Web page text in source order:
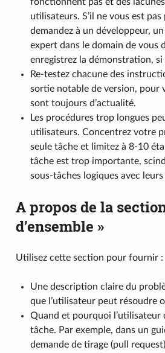
utilisateurs. S’il ne vous est
demandez à un développeur,
expert dans le domain de vous
enregistrez la démonstration, si
Re-testez chacune des
sortie notable de version, pour
sont toujours d’actualité.
Les procédures trop longues
utilisateurs. Concentrez votre
seule tâche et limitez à 8-10
tâche est trop importante,
sous-tâches logiques avec
A propos de la
d’ensemble »
Utilisez cette section pour fournir :
Une description claire du
que l’utilisateur peut résoudre
Quand et pourquoi l’utilisateur
tâche. Par exemple, dans un
demande de tirage (pull